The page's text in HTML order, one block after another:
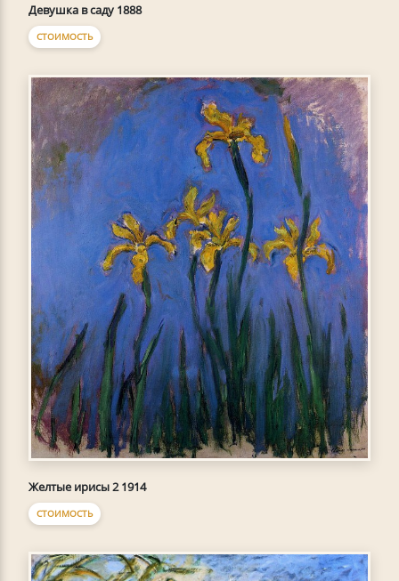
Девушка в саду 1888
СТОИМОСТЬ
Желтые ирисы 2 1914
СТОИМОСТЬ